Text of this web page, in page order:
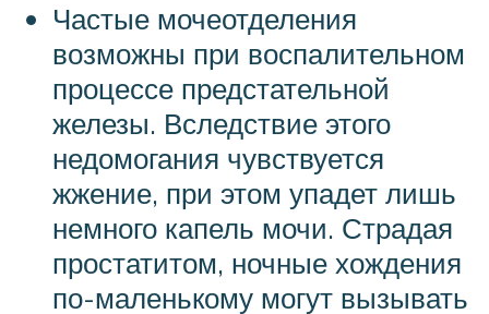
Частые мочеотделения
возможны при воспалительном
процессе предстательной
железы. Вследствие этого
недомогания чувствуется
жжение, при этом упадет лишь
немного капель мочи. Страдая
простатитом, ночные хождения
по-маленькому могут вызывать